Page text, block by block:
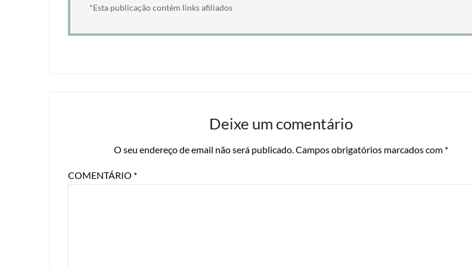
*Esta publicação contém links afiliados
Deixe um comentário
O seu endereço de email não será publicado.Campos obrigatórios marcados com *
COMENTÁRIO *